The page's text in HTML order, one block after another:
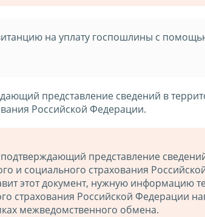
на уплату госпошлины с
представление сведений в
Российской Федерации.
представление
и социального страхования
этот документ, нужную информацию
страхования Российской Федерации
межведомственного обмена.